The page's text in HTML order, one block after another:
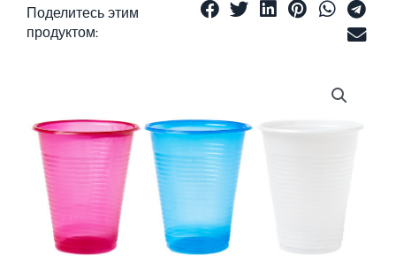
Поделитесь этим
продуктом: